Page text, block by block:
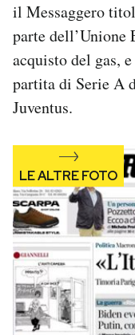
Regala il Post
Hai bisogno di
il Messaggero
parte dell’Unione
acquisto del gas,
partita di Serie A
Juventus.